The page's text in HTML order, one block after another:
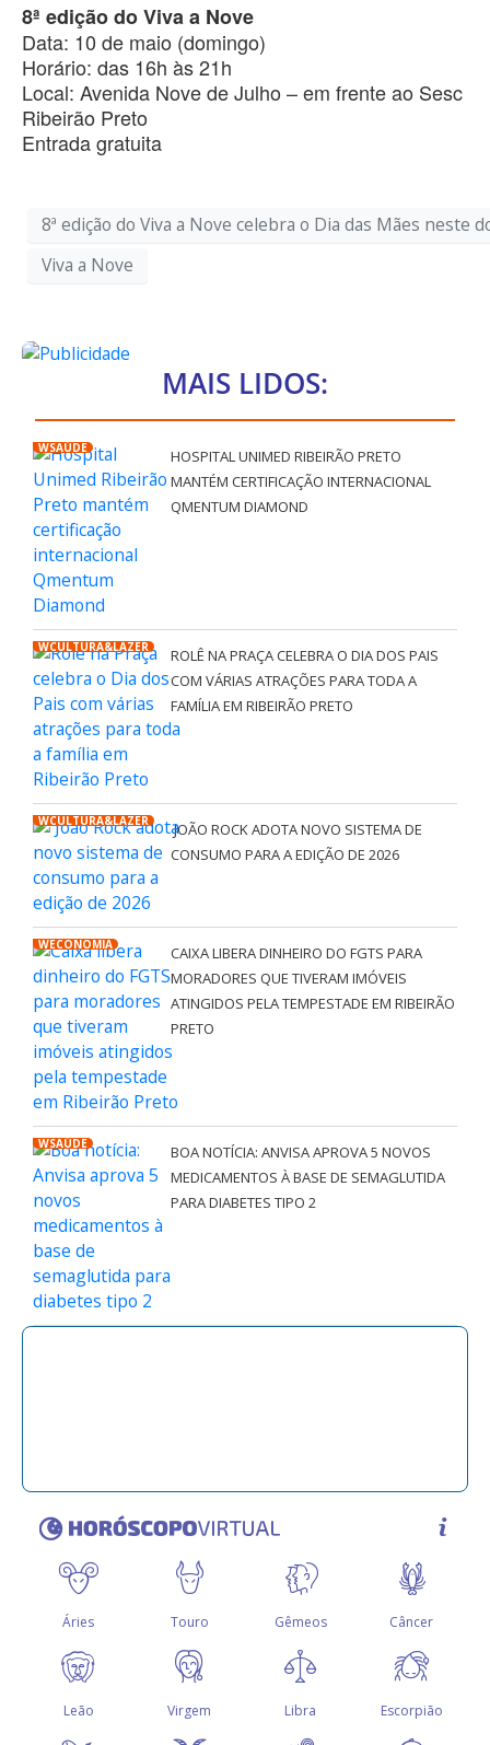
8ª edição do Viva a Nove
Data: 10 de maio (domingo)
Horário: das 16h às 21h
Local: Avenida Nove de Julho – em frente ao Sesc
Ribeirão Preto
Entrada gratuita
8ª edição do Viva a Nove celebra o Dia das Mães neste
Viva a Nove
MAIS LIDOS:
WSAÚDE
HOSPITAL UNIMED RIBEIRÃO PRETO
MANTÉM CERTIFICAÇÃO INTERNACIONAL
QMENTUM DIAMOND
WCULTURA&LAZER
ROLÊ NA PRAÇA CELEBRA O DIA DOS PAIS
COM VÁRIAS ATRAÇÕES PARA TODA A
FAMÍLIA EM RIBEIRÃO PRETO
WCULTURA&LAZER
JOÃO ROCK ADOTA NOVO SISTEMA DE
CONSUMO PARA A EDIÇÃO DE 2026
WECONOMIA
CAIXA LIBERA DINHEIRO DO FGTS PARA
MORADORES QUE TIVERAM IMÓVEIS
ATINGIDOS PELA TEMPESTADE EM RIBEIRÃO
PRETO
WSAÚDE
BOA NOTÍCIA: ANVISA APROVA 5 NOVOS
MEDICAMENTOS À BASE DE SEMAGLUTIDA
PARA DIABETES TIPO 2